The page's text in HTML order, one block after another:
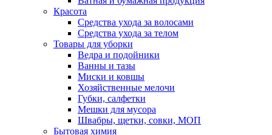
Красота
Средства ухода за волосами
Средства ухода за телом
Товары для уборки
Ведра и подойники
Ванны и тазы
Миски и ковшы
Хозяйственные мелочи
Губки, салфетки
Мешки для мусора
Швабры, щетки, совки, МОП
Бытовая химия